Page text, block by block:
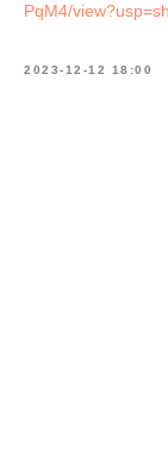
PqM4/
2023-12-12 18:00